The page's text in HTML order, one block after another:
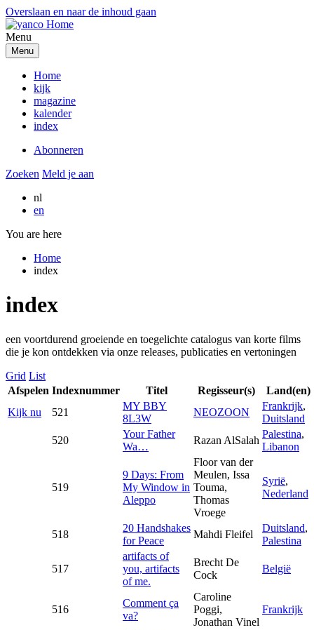
Overslaan en naar de inhoud gaan
Menu
Menu
Home
kijk
magazine
kalender
index
Abonneren
Zoeken Meld je aan
nl
en
You are here
Home
index
index
een voortdurend groeiende en toegelichte catalogus van korte films
die je kon ontdekken via onze releases, publicaties en vertoningen
Grid List
Afspelen Indexnummer Titel Regisseur(s)
Land(en)
Kijk nu
521
MY BBY
8L3W
NEOZOON
Frankrijk,
Duitsland
520
Your Father
Wa…
Razan AlSalah
Palestina,
Libanon
519
9 Days: From
My Window in
Aleppo
Floor van der
Meulen, Issa
Touma,
Thomas
Vroege
Syrië,
Nederland
518
20 Handshakes
for Peace
Mahdi Fleifel
Duitsland,
Palestina
517
artifacts of
you, artifacts
of me.
Brecht De
Cock
België
516
Comment ça
va?
Caroline
Poggi,
Jonathan Vinel
Frankrijk